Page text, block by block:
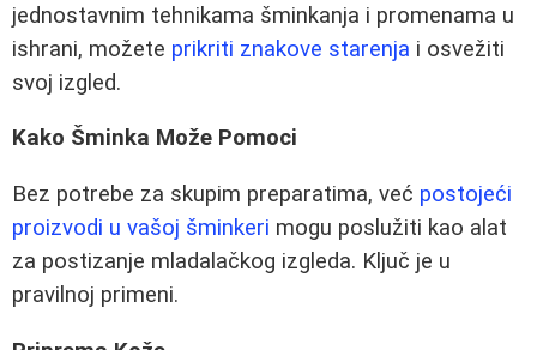
jednostavnim tehnikama šminkanja i promenama u
ishrani, možete prikriti znakove starenja i osvežiti
svoj izgled.
Kako Šminka Može Pomoci
Bez potrebe za skupim preparatima, već postojeći
proizvodi u vašoj šminkeri mogu poslužiti kao alat
za postizanje mladalačkog izgleda. Ključ je u
pravilnoj primeni.